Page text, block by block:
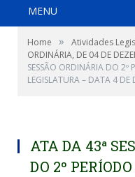
MENU
Home » Atividades
ORDINÁRIA, DE 04 DE
SESSÃO ORDINÁRIA DO 2º
LEGISLATURA – DATA 4 DE
ATA DA 43ª
DO 2º